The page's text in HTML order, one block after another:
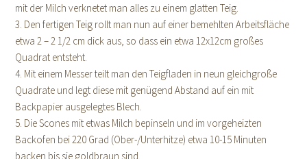
mit der Milch verknetet man alles zu einem glatten Teig.
3. Den fertigen Teig rollt man nun auf einer bemehlten Arbeitsfläche
etwa 2 – 2 1/2 cm dick aus, so dass ein etwa 12x12cm großes
Quadrat entsteht.
4. Mit einem Messer teilt man den Teigfladen in neun gleichgroße
Quadrate und legt diese mit genügend Abstand auf ein mit
Backpapier ausgelegtes Blech.
5. Die Scones mit etwas Milch bepinseln und im vorgeheizten
Backofen bei 220 Grad (Ober-/Unterhitze) etwa 10-15 Minuten
backen bis sie goldbraun sind.